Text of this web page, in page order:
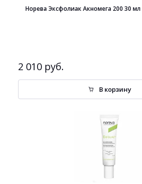
Норева Эксфолиак Акномега 200 30 мл
2 010 руб.
В корзину